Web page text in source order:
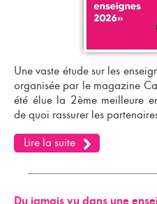
Une vaste étude sur les
organisée par le magazine
été élue la 2ème meilleure
de quoi rassurer les
Lire la suite
Du jamais vu dans une